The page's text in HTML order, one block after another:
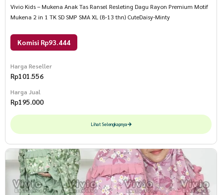
Vivio Kids – Mukena Anak Tas Ransel Resleting Dagu Rayon Premium Motif
Mukena 2 in 1 TK SD SMP SMA XL (8-13 thn) CuteDaisy-Minty
Komisi Rp93.444
Harga Reseller
Rp101.556
Harga Jual
Rp195.000
Lihat Selengkapnya